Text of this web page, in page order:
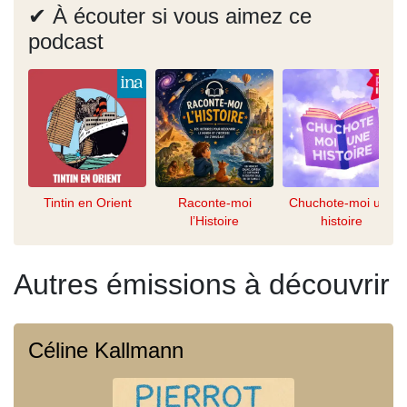
✔ À écouter si vous aimez ce
podcast
Tintin en Orient
Raconte-moi
l’Histoire
Chuchote-moi une
histoire
Autres émissions à découvrir
Céline Kallmann